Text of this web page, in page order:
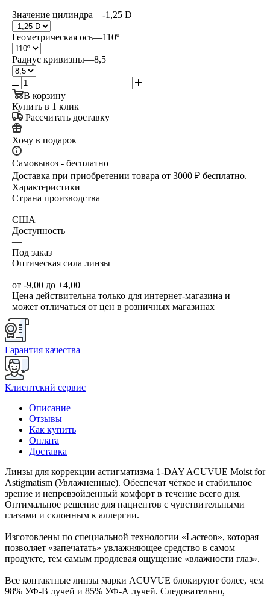
Значение цилиндра—-1,25 D
Геометрическая ось—110º
Радиус кривизны—8,5
В корзину
Купить в 1 клик
Рассчитать доставку
Хочу в подарок
Самовывоз - бесплатно
Доставка при приобретении товара от 3000 ₽ бесплатно.
Характеристики
Страна производства
—
США
Доступность
—
Под заказ
Оптическая сила линзы
—
от -9,00 до +4,00
Цена действительна только для интернет-магазина и
может отличаться от цен в розничных магазинах
Гарантия качества
Клиентский сервис
Описание
Отзывы
Как купить
Оплата
Доставка
Линзы для коррекции астигматизма 1-DAY ACUVUE Moist for
Astigmatism (Увлажненные). Обеспечат чёткое и стабильное
зрение и непревзойденный комфорт в течение всего дня.
Оптимальное решение для пациентов с чувствительными
глазами и склонным к аллергии.
Изготовлены по специальной технологии «Lacreon», которая
позволяет «запечатать» увлажняющее средство в самом
продукте, тем самым продлевая ощущение «влажности глаз».
Все контактные линзы марки ACUVUE блокируют более, чем
98% УФ-В лучей и 85% УФ-А лучей. Следовательно,